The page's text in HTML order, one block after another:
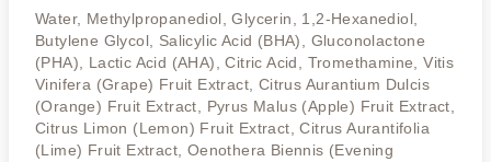
Water, Methylpropanediol, Glycerin, 1,2-Hexanediol,
Butylene Glycol, Salicylic Acid (BHA), Gluconolactone
(PHA), Lactic Acid (AHA), Citric Acid, Tromethamine, Vitis
Vinifera (Grape) Fruit Extract, Citrus Aurantium Dulcis
(Orange) Fruit Extract, Pyrus Malus (Apple) Fruit Extract,
Citrus Limon (Lemon) Fruit Extract, Citrus Aurantifolia
(Lime) Fruit Extract, Oenothera Biennis (Evening